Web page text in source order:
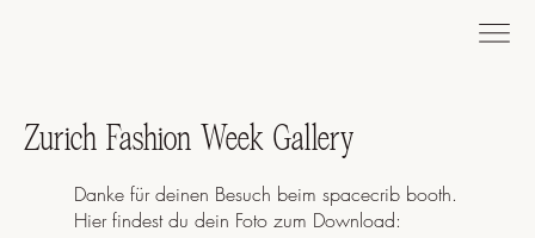
Zurich Fashion Week Gallery
Danke für deinen Besuch beim spacecrib booth.
Hier findest du dein Foto zum Download: